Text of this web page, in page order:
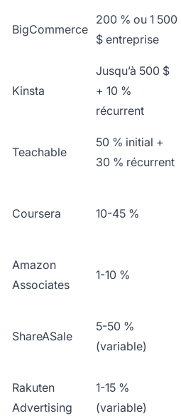
BigCommerce
200 % ou 1 500
$ entreprise
Kinsta
Jusqu’à 500 $
+ 10 %
récurrent
Teachable
50 % initial +
30 % récurrent
Coursera 10-45 %
Amazon
Associates
1-10 %
ShareASale
5-50 %
(variable)
Rakuten
Advertising
1-15 %
(variable)